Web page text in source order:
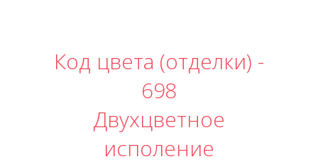
Код цвета (отделки) -
698
Двухцветное
исполение